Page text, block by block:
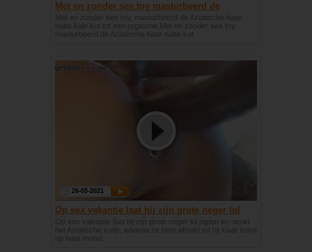
Met en zonder sex toy masturbeerd de
Aziatische haar natte kut
Met en zonder sex toy, masturbeerd de Aziatische haar
natte kale kut tot een orgasme.Met en zonder sex toy
masturbeerd de Aziatische haar natte kut
26-05-2021
Op sex vakantie laat hij zijn grote neger lul
pijpen en neukt het Aziatische meisje
Op sex vakantie laat hij zijn grote neger lul pijpen en neukt
het Aziatische kutje, waarna ze hem aftrekt tot hij klaar komt
op haar mond.